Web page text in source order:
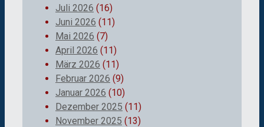
Juli 2026 (16)
Juni 2026 (11)
Mai 2026 (7)
April 2026 (11)
März 2026 (11)
Februar 2026 (9)
Januar 2026 (10)
Dezember 2025 (11)
November 2025 (13)